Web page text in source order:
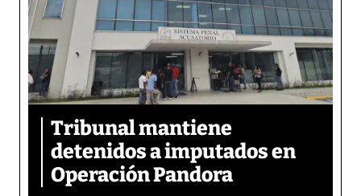
Tribunal mantiene
detenidos a imputados en
Operación Pandora